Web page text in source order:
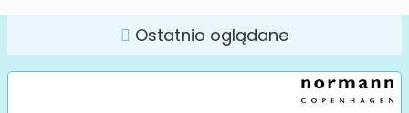
Ostatnio oglądane